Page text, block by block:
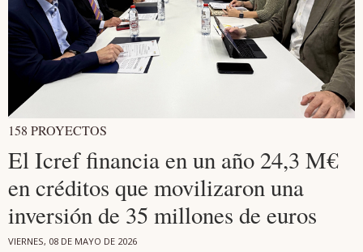
158 PROYECTOS
El Icref financia en un año 24,3 M€
en créditos que movilizaron una
inversión de 35 millones de euros
VIERNES, 08 DE MAYO DE 2026